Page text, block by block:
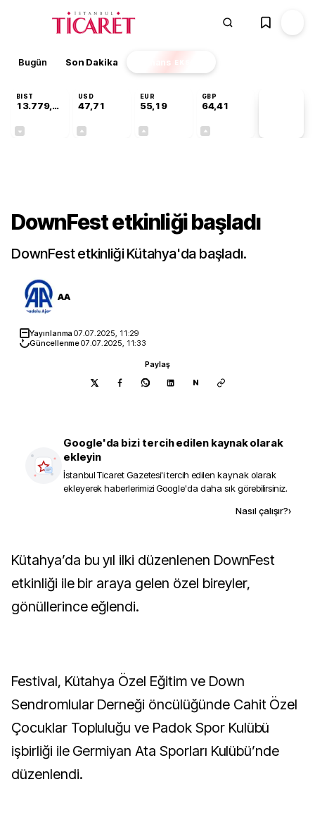
Bugün Son Dakika Finans EKSTRA
BIST
13.779,39
USD
47,71
EUR
55,19
GBP
64,41
DownFest etkinliği başladı
DownFest etkinliği Kütahya'da başladı.
AA
Yayınlanma07.07.2025, 11:29
Güncellenme07.07.2025, 11:33
Paylaş
N
Google'da bizi tercih edilen kaynak olarak
ekleyin
İstanbul Ticaret Gazetesi'i tercih edilen kaynak olarak
ekleyerek haberlerimizi Google'da daha sık görebilirsiniz.
Nasıl çalışır?›
Kütahya’da bu yıl ilki düzenlenen DownFest
etkinliği ile bir araya gelen özel bireyler,
gönüllerince eğlendi.
Festival, Kütahya Özel Eğitim ve Down
Sendromlular Derneği öncülüğünde Cahit Özel
Çocuklar Topluluğu ve Padok Spor Kulübü
işbirliği ile Germiyan Ata Sporları Kulübü’nde
düzenlendi.